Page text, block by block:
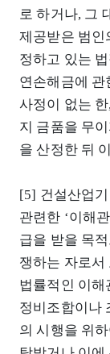
로 하거나, 그
제공받은 범인
정하고 있는
연손해금에 관
사정이 없는
지 금품을 무
을 산정한 뒤
[5] 건설산업
관련한 ‘이해
급을 받을 목
쟁하는 자로서
법률적인 이해
정비조합이나
의 시행을 위